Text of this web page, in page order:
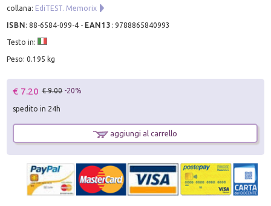
collana: EdiTEST. Memorix
ISBN:88-6584-099-4 - EAN13 :9788865840993
Testo in:
Peso: 0.195 kg
€ 7.20 € 9.00 -20%
spedito in 24h
aggiungi al carrello